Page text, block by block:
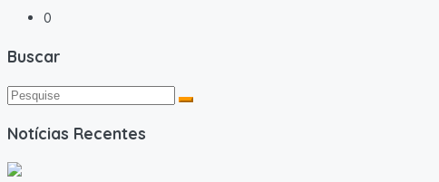
0
Buscar
Notícias Recentes